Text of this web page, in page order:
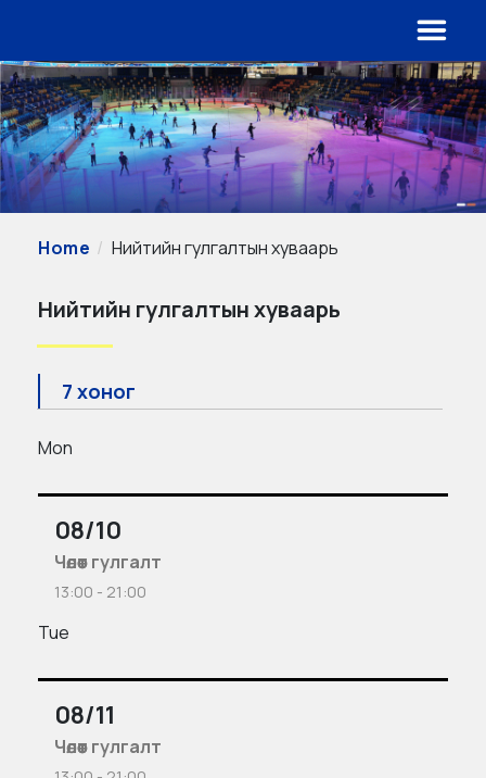
Home Нийтийн гулгалтын хуваарь
Нийтийн гулгалтын хуваарь
7 хоног
Mon
08/10
Чөлөөт гулгалт
13:00 - 21:00
Tue
08/11
Чөлөөт гулгалт